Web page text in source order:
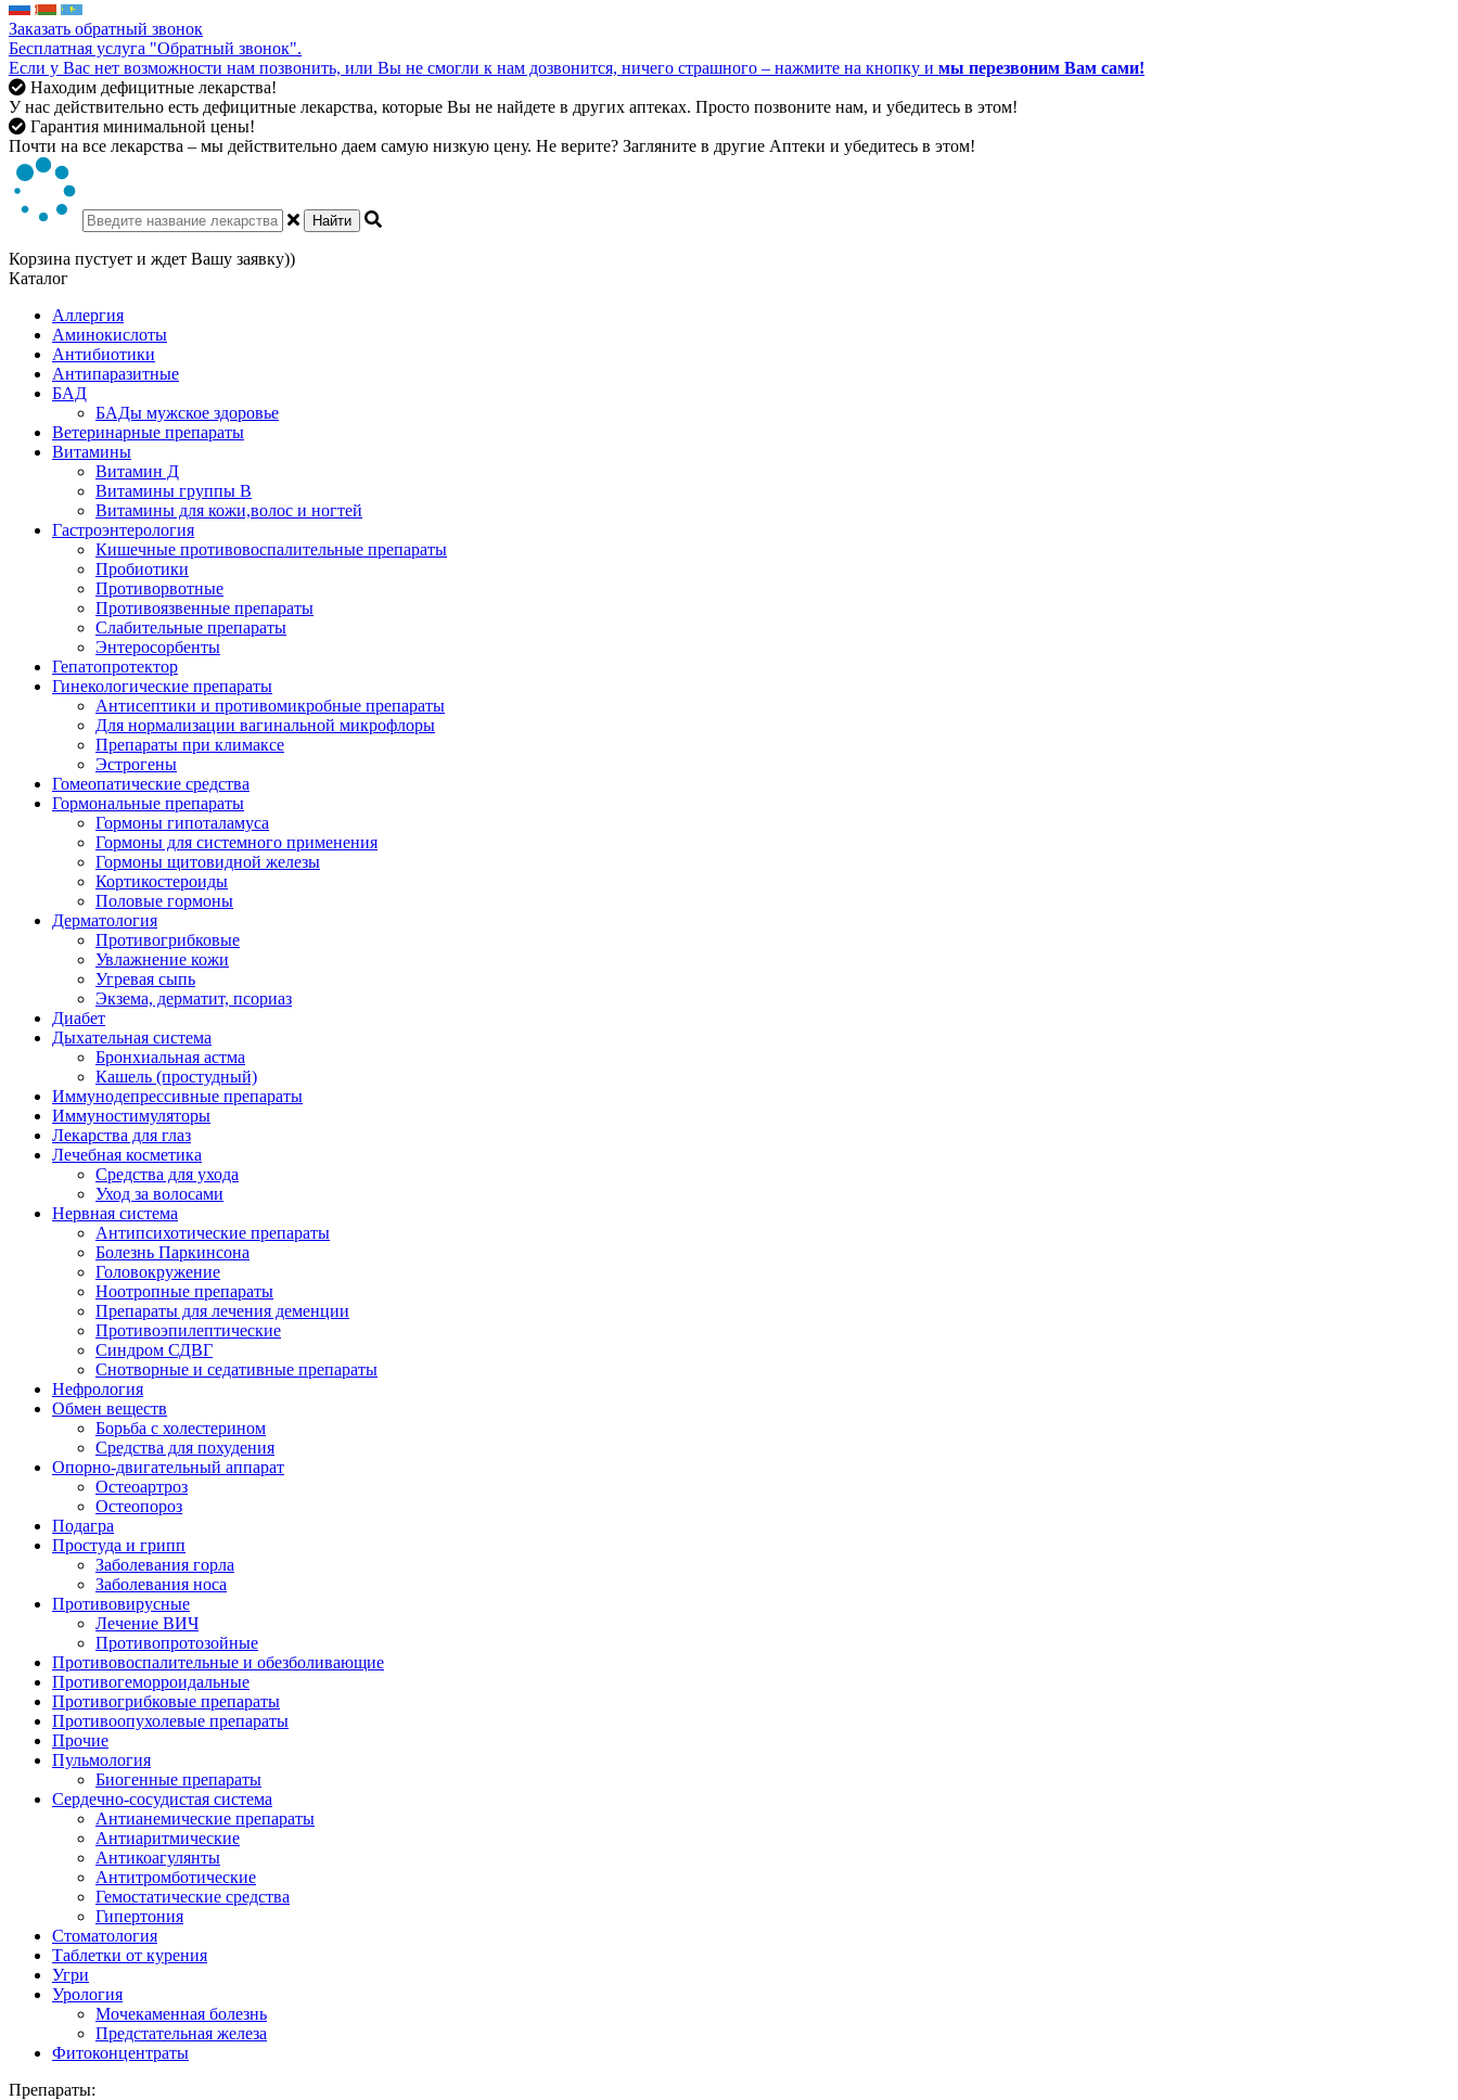
Заказать обратный звонок
Бесплатная услуга "Обратный звонок".
Если у Вас нет возможности нам позвонить, или Вы не смогли к нам дозвонится, ничего страшного – нажмите на кнопку и мы перезвоним Вам сами!
Находим дефицитные лекарства!
У нас действительно есть дефицитные лекарства, которые Вы не найдете в других аптеках. Просто позвоните нам, и убедитесь в этом!
Гарантия минимальной цены!
Почти на все лекарства – мы действительно даем самую низкую цену. Не верите? Загляните в другие Аптеки и убедитесь в этом!
Найти
Корзина пустует и ждет Вашу заявку))
Каталог
Аллергия
Аминокислоты
Антибиотики
Антипаразитные
БАД
БАДы мужское здоровье
Ветеринарные препараты
Витамины
Витамин Д
Витамины группы В
Витамины для кожи,волос и ногтей
Гастроэнтерология
Кишечные противовоспалительные препараты
Пробиотики
Противорвотные
Противоязвенные препараты
Слабительные препараты
Энтеросорбенты
Гепатопротектор
Гинекологические препараты
Антисептики и противомикробные препараты
Для нормализации вагинальной микрофлоры
Препараты при климаксе
Эстрогены
Гомеопатические средства
Гормональные препараты
Гормоны гипоталамуса
Гормоны для системного применения
Гормоны щитовидной железы
Кортикостероиды
Половые гормоны
Дерматология
Противогрибковые
Увлажнение кожи
Угревая сыпь
Экзема, дерматит, псориаз
Диабет
Дыхательная система
Бронхиальная астма
Кашель (простудный)
Иммунодепрессивные препараты
Иммуностимуляторы
Лекарства для глаз
Лечебная косметика
Средства для ухода
Уход за волосами
Нервная система
Антипсихотические препараты
Болезнь Паркинсона
Головокружение
Ноотропные препараты
Препараты для лечения деменции
Противоэпилептические
Синдром СДВГ
Снотворные и седативные препараты
Нефрология
Обмен веществ
Борьба с холестерином
Средства для похудения
Опорно-двигательный аппарат
Остеоартроз
Остеопороз
Подагра
Простуда и грипп
Заболевания горла
Заболевания носа
Противовирусные
Лечение ВИЧ
Противопротозойные
Противовоспалительные и обезболивающие
Противогеморроидальные
Противогрибковые препараты
Противоопухолевые препараты
Прочие
Пульмология
Биогенные препараты
Сердечно-сосудистая система
Антианемические препараты
Антиаритмические
Антикоагулянты
Антитромботические
Гемостатические средства
Гипертония
Стоматология
Таблетки от курения
Угри
Урология
Мочекаменная болезнь
Предстательная железа
Фитоконцентраты
Препараты: